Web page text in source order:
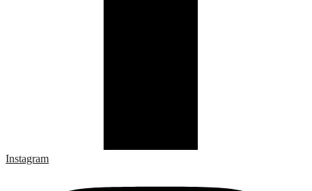
Instagram